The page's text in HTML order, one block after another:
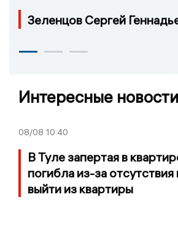
Зеленцов Сергей
Интересные новости
08/08 10:40
В Туле запертая в
погибла из-за
выйти из квартиры